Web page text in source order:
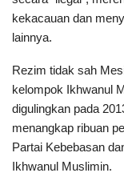
kekacauan dan
lainnya.
Rezim tidak sah
kelompok Ikhwanul
digulingkan pada
menangkap ribuan
Partai Kebebasan
Ikhwanul Muslimin.